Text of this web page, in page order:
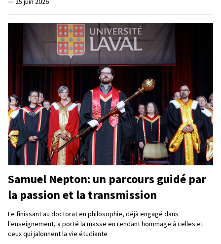
Samuel Nepton: un parcours guidé par
la passion et la transmission
Le finissant au doctorat en philosophie, déjà engagé dans
l'enseignement, a porté la masse en rendant hommage à celles et
ceux qui jalonnent la vie étudiante